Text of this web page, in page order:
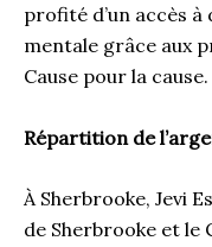
profité d’un accès à
mentale grâce aux
Cause pour la cause.
Répartition de
À Sherbrooke, Jevi
de Sherbrooke et le